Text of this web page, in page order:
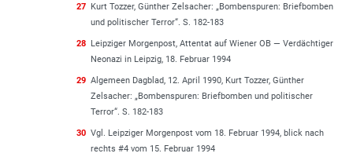
27 Kurt Tozzer, Günther Zelsacher: „Bombenspuren: Briefbomben
und politischer Terror“. S. 182-183
28 Leipziger Morgenpost, Attentat auf Wiener OB — Verdächtiger
Neonazi in Leipzig, 18. Februar 1994
29 Algemeen Dagblad, 12. April 1990, Kurt Tozzer, Günther
Zelsacher: „Bombenspuren: Briefbomben und politischer
Terror“. S. 182-183
30 Vgl. Leipziger Morgenpost vom 18. Februar 1994, blick nach
rechts #4 vom 15. Februar 1994